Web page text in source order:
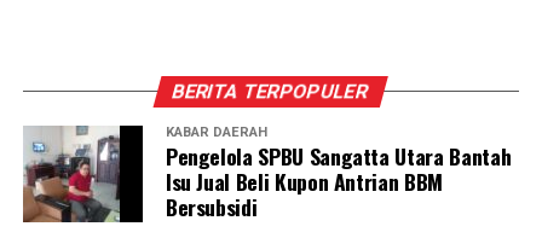
BERITA TERPOPULER
KABAR DAERAH
Pengelola SPBU Sangatta Utara Bantah
Isu Jual Beli Kupon Antrian BBM
Bersubsidi